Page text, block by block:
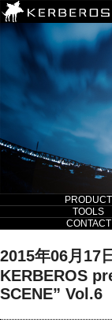
PRODUCT
TOOLS
CONTACT
2015年06月17
KERBEROS
SCENE” Vol.6